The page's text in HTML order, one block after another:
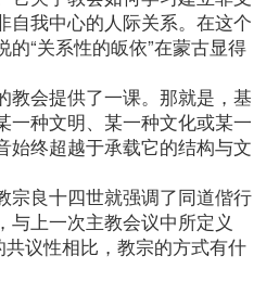
自我中心的人际关系。在这个
“关系性的皈依”在蒙古显得
教会提供了一课。那就是，基
一种文明、某一种文化或某一
始终超越于承载它的结构与文
宗良十四世就强调了同道偕行
与上一次主教会议中所定义
共议性相比，教宗的方式有什